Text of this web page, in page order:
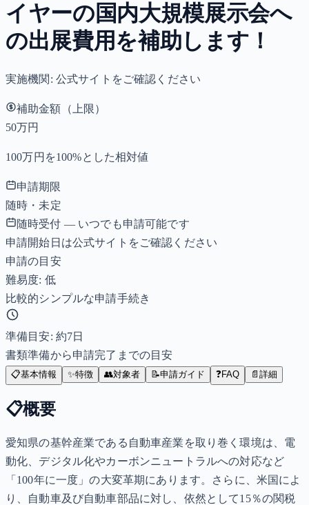
イヤーの国内大規模展示会へ
の出展費用を補助します！
実施機関: 公式サイトをご確認ください
補助金額（上限）
50万円
100万円を100%とした相対値
申請期限
随時・未定
随時受付 — いつでも申請可能です
申請開始日は公式サイトをご確認ください
申請の目安
難易度: 低
比較的シンプルな申請手続き
準備目安: 約7日
書類準備から申請完了までの目安
📋基本情報 ✨特徴 👥対象者 📝申請ガイド ❓FAQ 📄 詳細
📋概要
愛知県の基幹産業である自動車産業を取り巻く環境は、電
動化、デジタル化やカーボンニュートラルへの対応など
「100年に一度」の大変革期にあります。さらに、米国によ
り、自動車及び自動車部品に対し、依然として15％の関税